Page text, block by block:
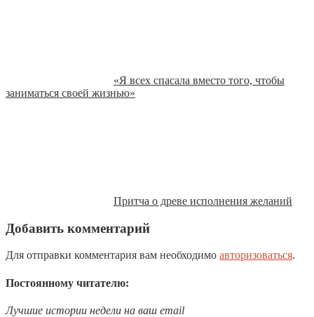
«Я всех спасала вместо того, чтобы
заниматься своей жизнью»
Притча о древе исполнения желаний
Добавить комментарий
Для отправки комментария вам необходимо авторизоваться.
Постоянному читателю:
Лучшие истории недели на ваш email